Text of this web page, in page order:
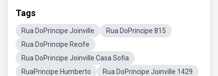
Tags
Rua DoPrincipe Joinville
Rua DoPrincipe 815
Rua DoPrincipe Recife
Rua DoPrincipe Joinville Casa Sofia
RuaPrincipe Humberto
Rua DoPrincipe Joinville 1429